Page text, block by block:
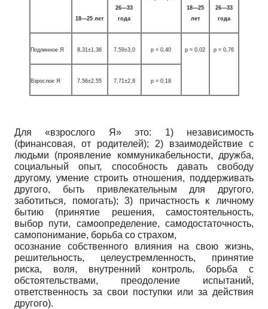
18—25 лет
26—33
года
18—25
лет
26—33
года
Подлинное Я 8,31±1,36 7,59±3,0 р = 0,40 р = 0,02 р = 0,76
Взрослое Я 7,56±2,55 7,71±2,8 р = 0,18
Для «взрослого Я» это: 1) независимость
(финансовая, от родителей); 2) взаимодействие с
людьми (проявление коммуникабельности, дружба,
социальный опыт, способность давать свободу
другому, умение строить отношения, поддерживать
другого, быть привлекательным для другого,
заботиться, помогать); 3) причастность к личному
бытию (принятие решения, самостоятельность,
выбор пути, самоопределение, самодостаточность,
самопонимание, борьба со страхом,
осознание собственного влияния на свою жизнь,
решительность, целеустремленность, принятие
риска, воля, внутренний контроль, борьба с
обстоятельствами, преодоление испытаний,
ответственность за свои поступки или за действия
другого).